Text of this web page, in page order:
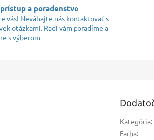
a poradenstvo
vás! Neváhajte nás kontaktovať s
otázkami. Radi vám poradíme a
s výberom
Kategória:
Farba: